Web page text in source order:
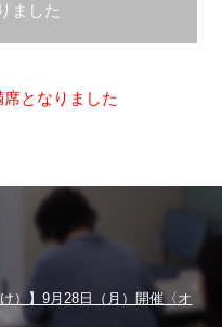
ました
となりました
）】9月28日（月）開催〈オ